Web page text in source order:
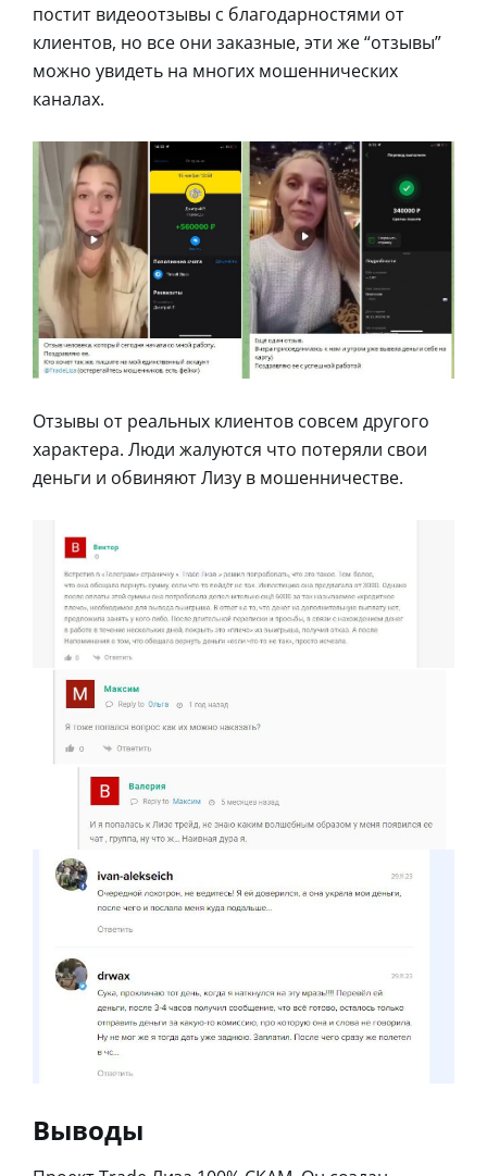
постит видеоотзывы с благодарностями от
клиентов, но все они заказные, эти же “отзывы”
можно увидеть на многих мошеннических
каналах.
Отзывы от реальных клиентов совсем другого
характера. Люди жалуются что потеряли свои
деньги и обвиняют Лизу в мошенничестве.
Выводы